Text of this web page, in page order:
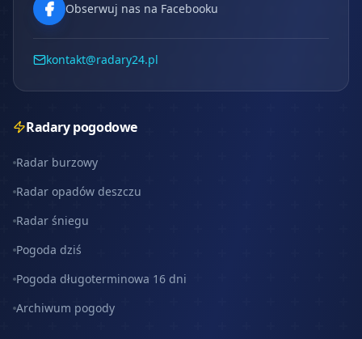
Obserwuj nas na Facebooku
kontakt@radary24.pl
Radary pogodowe
Radar burzowy
Radar opadów deszczu
Radar śniegu
Pogoda dziś
Pogoda długoterminowa 16 dni
Archiwum pogody